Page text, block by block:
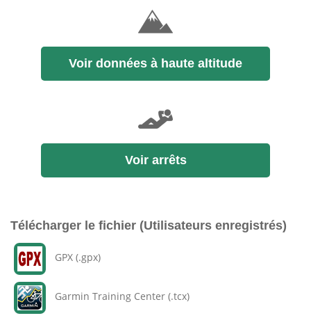
Voir données à haute altitude
Voir arrêts
Télécharger le fichier (Utilisateurs enregistrés)
GPX (.gpx)
Garmin Training Center (.tcx)